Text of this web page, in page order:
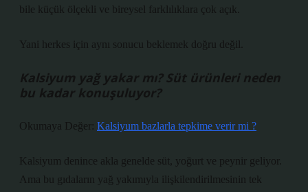
bile küçük ölçekli ve bireysel farklılıklara çok açık.
Yani herkes için aynı sonucu beklemek doğru değil.
Kalsiyum yağ yakar mı? Süt ürünleri neden
bu kadar konuşuluyor?
Okumaya Değer: Kalsiyum bazlarla tepkime verir mi ?
Kalsiyum denince akla genelde süt, yoğurt ve peynir geliyor.
Ama bu gıdaların yağ yakımıyla ilişkilendirilmesinin tek